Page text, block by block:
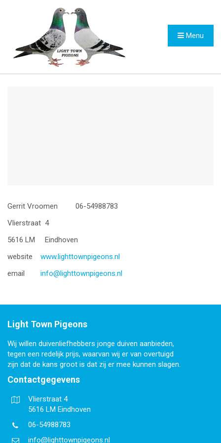
Menu
Gerrit Vroomen 06-54988783
Vlierstraat 4
5616 LM Eindhoven
website www.lighttownpigeons.nl
email info@lighttownpigeons.nl
Light Town Pigeons
Wij willen duivenliefhebbers jonge duiven aanbieden,
tegen een redelijk prijs, waarvan wij er van overtuigd
zijn dat de kans groot is dat zij er mee kunnen slagen.
Contactgegevens
Vlierstraat 4
5616 LM Eindhoven
06-54988783
info@lighttownpigeons.nl